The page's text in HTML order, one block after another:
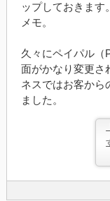
ップしておきます
メモ。
久々にペイパル（
面がかなり変更さ
ネスではお客から
ました。